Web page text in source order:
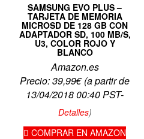
SAMSUNG EVO PLUS –
TARJETA DE MEMORIA
MICROSD DE 128 GB CON
ADAPTADOR SD, 100 MB/S,
U3, COLOR ROJO Y
BLANCO
Amazon.es
Precio:39,99€(a partir de
13/04/2018 00:40 PST-
Detalles)
COMPRAR EN AMAZON